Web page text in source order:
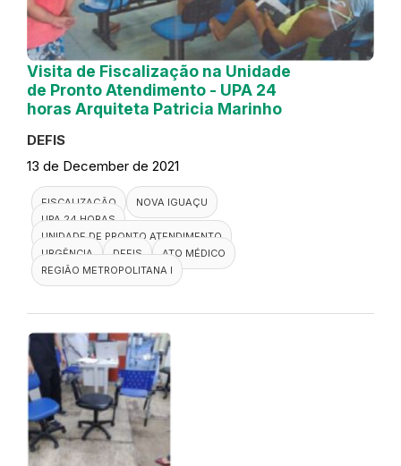
Visita de Fiscalização na Unidade
de Pronto Atendimento - UPA 24
horas Arquiteta Patricia Marinho
DEFIS
13 de December de 2021
FISCALIZAÇÃO
NOVA IGUAÇU
UPA 24 HORAS
UNIDADE DE PRONTO ATENDIMENTO
URGÊNCIA
DEFIS
ATO MÉDICO
REGIÃO METROPOLITANA I